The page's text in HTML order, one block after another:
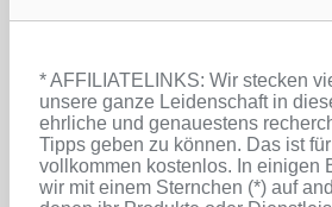
* AFFILIATELINKS: Wir stecken
unsere ganze Leidenschaft in
ehrliche und genauestens
Tipps geben zu können. Das ist
vollkommen kostenlos. In einigen
wir mit einem Sternchen (*) auf